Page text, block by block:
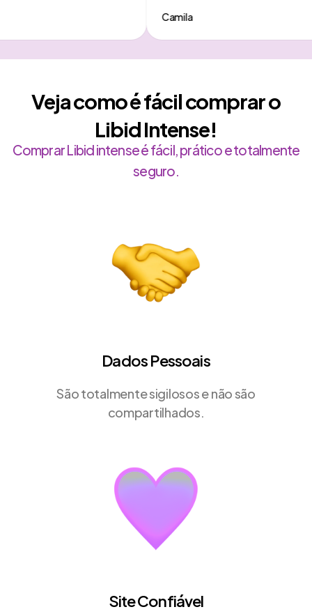
Camila
Veja como é fácil comprar o
Libid Intense!
Comprar Libid intense é fácil, prático e totalmente
seguro.
Dados Pessoais
São totalmente sigilosos e não são
compartilhados.
Site Confiável